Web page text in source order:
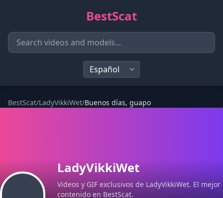
BestScat
BestScat/LadyVikkiWet/Buenos días, guapo
LadyVikkiWet
Videos y GIF exclusivos de LadyVikkiWet. El mejor
contenido en BestScat.